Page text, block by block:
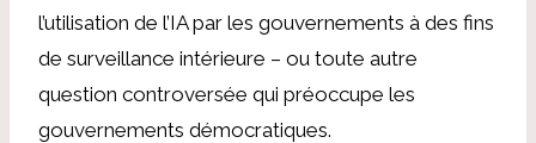
l’utilisation de l’IA par les gouvernements à des fins
de surveillance intérieure – ou toute autre
question controversée qui préoccupe les
gouvernements démocratiques.